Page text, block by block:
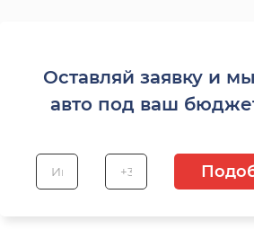
Оставляй заявку и
авто под ваш